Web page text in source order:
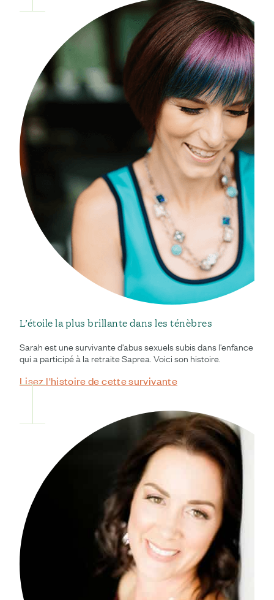
L’étoile la plus brillante dans les ténèbres
Sarah est une survivante d'abus sexuels subis dans l'enfance
qui a participé à la retraite Saprea. Voici son histoire.
Lisez l'histoire de cette survivante